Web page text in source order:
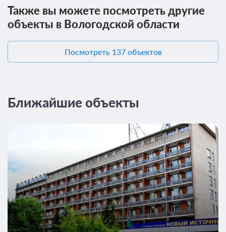
VIP-номер 2-местный 2-комнатный
Одна двуспальная кровать
Ванная комната в номере
Санаторно-курортное лечение
Подробнее
В стоимость входит:
лечение, четырехразовое питание
Также вы можете посмотреть другие
объекты в Вологодской области
Посмотреть 137 объектов
Ближайшие объекты